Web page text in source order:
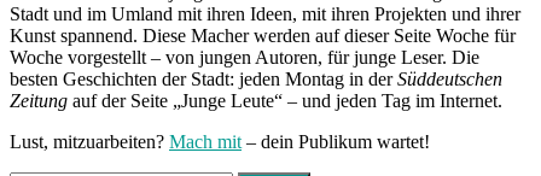
Stadt und im Umland mit ihren Ideen, mit ihren Projekten und ihrer
Kunst spannend. Diese Macher werden auf dieser Seite Woche für
Woche vorgestellt – von jungen Autoren, für junge Leser. Die
besten Geschichten der Stadt: jeden Montag in derSüddeutschen
Zeitung auf der Seite „Junge Leute“ – und jeden Tag im Internet.
Lust, mitzuarbeiten? Mach mit – dein Publikum wartet!